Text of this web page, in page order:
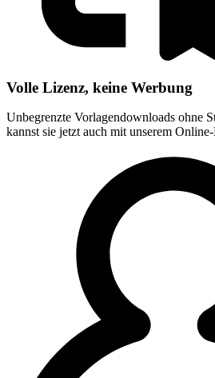
Volle Lizenz, keine Werbung
Unbegrenzte Vorlagendownloads ohne
kannst sie jetzt auch mit unserem